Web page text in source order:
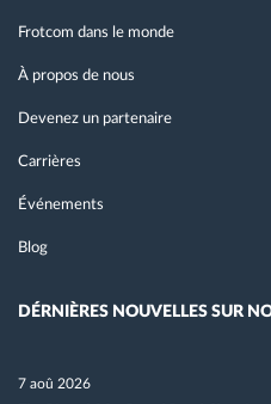
Frotcom dans le monde
À propos de nous
Devenez un partenaire
Carrières
Événements
Blog
DÉRNIÈRES NOUVELLES SUR
7 aoû 2026